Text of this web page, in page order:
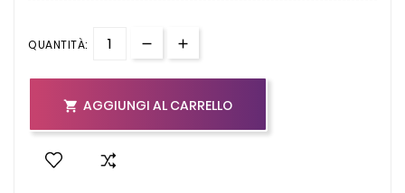
QUANTITÀ:
 AGGIUNGI AL CARRELLO